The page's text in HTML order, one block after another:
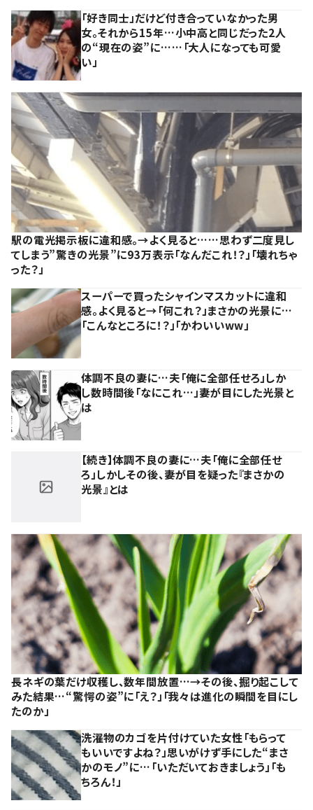
「好き同士」だけど付き合っていなかった男
女。それから15年…小中高と同じだった2人
の“現在の姿”に……「大人になっても可愛
い」
駅の電光掲示板に違和感。→よく見ると……思わず二度見し
てしまう”驚きの光景”に93万表示「なんだこれ！？」「壊れちゃ
った？」
スーパーで買ったシャインマスカットに違和
感。よく見ると→「何これ？」まさかの光景に…
「こんなところに！？」「かわいいww」
体調不良の妻に…夫「俺に全部任せろ」しか
し数時間後「なにこれ…」妻が目にした光景と
は
【続き】体調不良の妻に…夫「俺に全部任せ
ろ」しかしその後、妻が目を疑った『まさかの
光景』とは
長ネギの葉だけ収穫し、数年間放置…→その後、掘り起こして
みた結果…“驚愕の姿”に「え？」「我々は進化の瞬間を目にし
たのか」
洗濯物のカゴを片付けていた女性「もらって
もいいですよね？」思いがけず手にした“まさ
かのモノ”に…「いただいておきましょう」「も
ちろん！」